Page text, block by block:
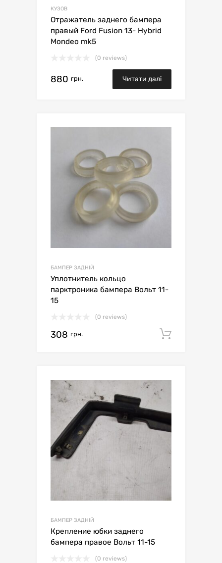
КУЗОВ
Отражатель заднего бампера
правый Ford Fusion 13- Hybrid
Mondeo mk5
(0 reviews)
880 грн. Читати далі
БАМПЕР ЗАДНІЙ
Уплотнитель кольцо
парктроника бампера Вольт 11-
15
(0 reviews)
308 грн.
БАМПЕР ЗАДНІЙ
Крепление юбки заднего
бампера правое Вольт 11-15
(0 reviews)